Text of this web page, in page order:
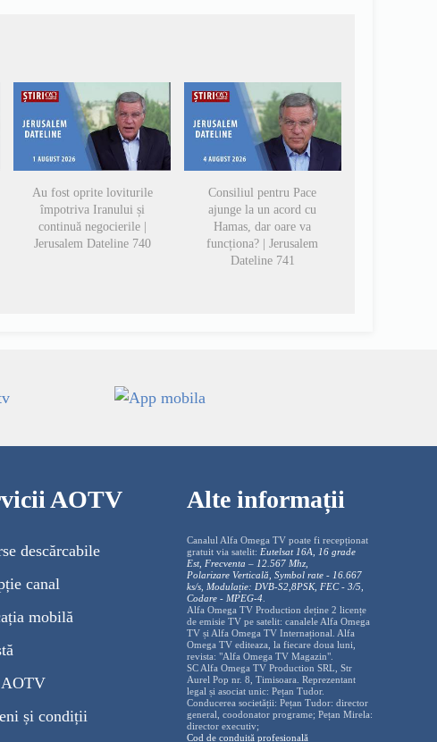
Au fost oprite loviturile
împotriva Iranului și
continuă negocierile |
Jerusalem Dateline 740
Consiliul pentru Pace
ajunge la un acord cu
Hamas, dar oare va
funcționa? | Jerusalem
Dateline 741
AOTV
descărcabile
canal
mobilă
și condiții
Alte informații
Canalul Alfa Omega TV poate fi recepționat
gratuit via satelit: Eutelsat 16A, 16 grade
Est, Frecventa – 12.567 Mhz,
Polarizare Verticală, Symbol rate - 16.667
ks/s, Modulație: DVB-S2,8PSK, FEC - 3/5,
Codare - MPEG-4.
Alfa Omega TV Production deține 2 licențe
de emisie TV pe satelit: canalele Alfa Omega
TV și Alfa Omega TV Internațional. Alfa
Omega TV editeaza, la fiecare doua luni,
revista: "Alfa Omega TV Magazin".
SC Alfa Omega TV Production SRL, Str
Aurel Pop nr. 8, Timisoara. Reprezentant
legal și asociat unic: Pețan Tudor.
Conducerea societății: Pețan Tudor: director
general, coodonator programe; Pețan Mirela:
director executiv;
Cod de conduită profesională